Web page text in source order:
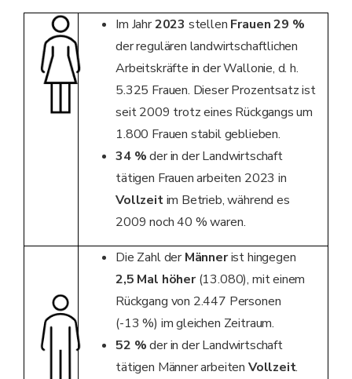
Im Jahr2023 stellen Frauen29 %
der regulären landwirtschaftlichen
Arbeitskräfte in der Wallonie, d. h.
5.325 Frauen. Dieser Prozentsatz ist
seit 2009 trotz eines Rückgangs um
1.800 Frauen stabil geblieben.
34 %der in der Landwirtschaft
tätigen Frauen arbeiten 2023 in
Vollzeitim Betrieb, während es
2009 noch 40 % waren.
Die Zahl derMännerist hingegen
2,5 Mal höher(13.080), mit einem
Rückgang von 2.447 Personen
(-13 %) im gleichen Zeitraum.
52 %der in der Landwirtschaft
tätigen Männer arbeiten Vollzeit.